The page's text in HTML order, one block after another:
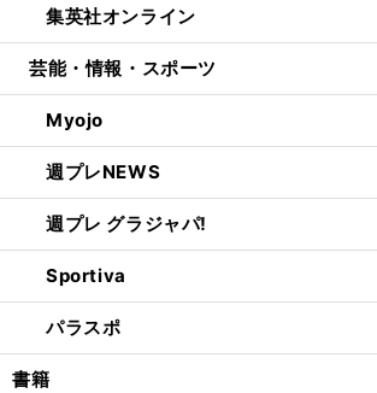
集英社オンライン
芸能・情報・スポーツ
Myojo
週プレNEWS
週プレ グラジャパ!
Sportiva
パラスポ
書籍